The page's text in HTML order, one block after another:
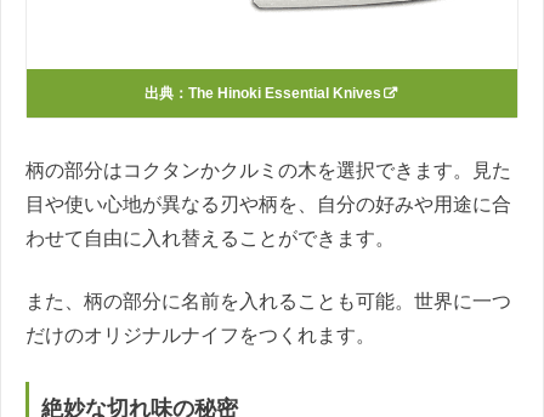
出典： The Hinoki Essential Knives
柄の部分はコクタンかクルミの木を選択できます。見た
目や使い心地が異なる刃や柄を、自分の好みや用途に合
わせて自由に入れ替えることができます。
また、柄の部分に名前を入れることも可能。世界に一つ
だけのオリジナルナイフをつくれます。
絶妙な切れ味の秘密